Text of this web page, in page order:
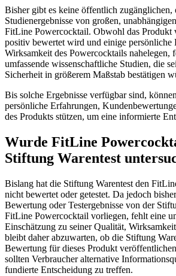
Bisher gibt es keine öffentlich zugänglichen,
Studienergebnisse von großen,
FitLine Powercocktail. Obwohl das Produkt
positiv bewertet wird und einige persönliche
Wirksamkeit des Powercocktails nahelegen,
umfassende wissenschaftliche Studien, die
Sicherheit in größerem Maßstab bestätigen
Bis solche Ergebnisse verfügbar sind,
persönliche Erfahrungen,
des Produkts stützen, um eine informierte
Wurde FitLine
Stiftung Warentest
Bislang hat die Stiftung Warentest den
nicht bewertet oder getestet. Da jedoch
Bewertung oder Testergebnisse von der
FitLine Powercocktail vorliegen, fehlt eine
Einschätzung zu seiner Qualität,
bleibt daher abzuwarten, ob die Stiftung
Bewertung für dieses Produkt
sollten Verbraucher alternative
fundierte Entscheidung zu treffen.